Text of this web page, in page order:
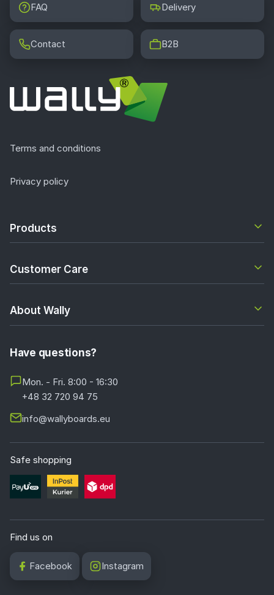
FAQ Delivery
Contact B2B
Terms and conditions
Privacy policy
Products
Customer Care
About Wally
Have questions?
Mon. - Fri. 8:00 - 16:30
+48 32 720 94 75
info@wallyboards.eu
Safe shopping
Find us on
Facebook Instagram